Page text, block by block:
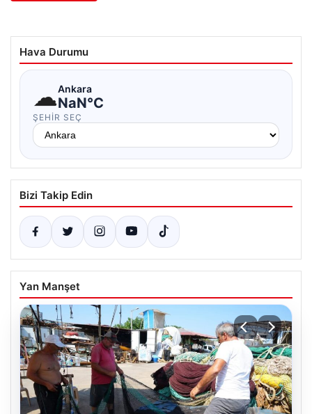
Hava Durumu
☁Ankara
NaN°C
ŞEHIR SEÇ
Bizi Takip Edin
Yan Manşet